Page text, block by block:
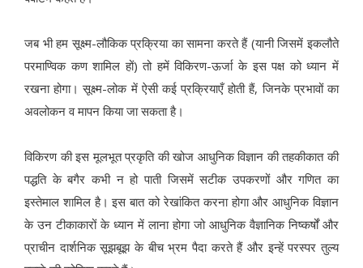
जब भी हम सूक्ष्म-लौकिक प्रक्रिया का सामना करते हैं (यानी जिसमें इकलौते
परमाण्विक कण शामिल हों) तो हमें विकिरण-ऊर्जा के इस पक्ष को ध्यान में
रखना होगा। सूक्ष्म-लोक में ऐसी कई प्रक्रियाएँ होती हैं, जिनके प्रभावों का
अवलोकन व मापन किया जा सकता है।
विकिरण की इस मूलभूत प्रकृति की खोज आधुनिक विज्ञान की तहकीकात की
पद्धति के बगैर कभी न हो पाती जिसमें सटीक उपकरणों और गणित का
इस्तेमाल शामिल है। इस बात को रेखांकित करना होगा और आधुनिक विज्ञान
के उन टीकाकारों के ध्यान में लाना होगा जो आधुनिक वैज्ञानिक निष्कर्षों और
प्राचीन दार्शनिक सूझबूझ के बीच भ्रम पैदा करते हैं और इन्हें परस्पर तुल्य